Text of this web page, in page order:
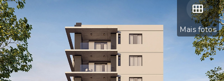
Mais fotos